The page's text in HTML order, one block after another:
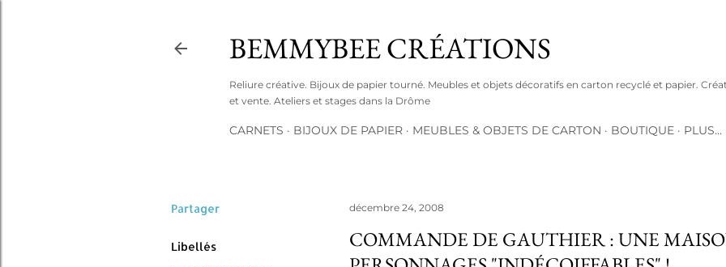
BEMMYBEE CRÉATIONS
Reliure créative. Bijoux de papier tourné. Meubles et objets décoratifs en carton recyclé et papier.
et vente. Ateliers et stages dans la Drôme
CARNETS BIJOUX DE PAPIER MEUBLES & OBJETS DE CARTON BOUTIQUE PLUS…
Partager
Libellés
décembre 24, 2008
COMMANDE DE GAUTHIER : UNE